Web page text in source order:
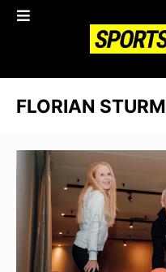
FLORIAN STURM